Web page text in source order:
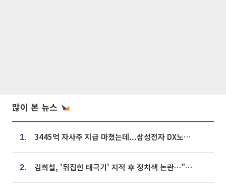
많이 본 뉴스
1. 3445억 자사주 지급 마쳤는데...삼성전자 DX노조, 뒤늦은 '떼쓰기 집회'
2. 김희철, '뒤집힌 태극기' 지적 후 정치색 논란…"좌우 떠나 우리나라 국기"